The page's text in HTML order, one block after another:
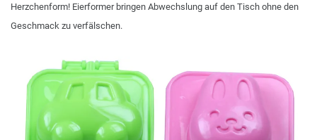
Herzchenform! Eierformer bringen Abwechslung auf den Tisch ohne den
Geschmack zu verfälschen.